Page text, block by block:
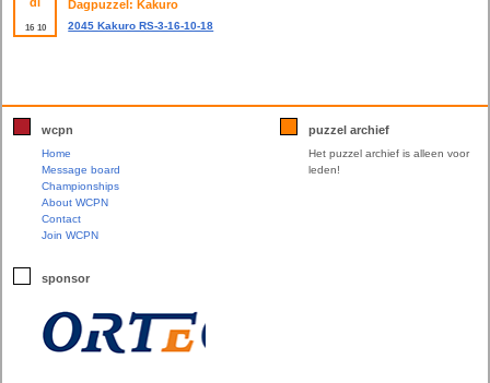
16 10
Dagpuzzel: Kakuro
2045 Kakuro RS-3-16-10-18
wcpn
Home
Message board
Championships
About WCPN
Contact
Join WCPN
sponsor
puzzel archief
Het puzzel archief is alleen voor
leden!